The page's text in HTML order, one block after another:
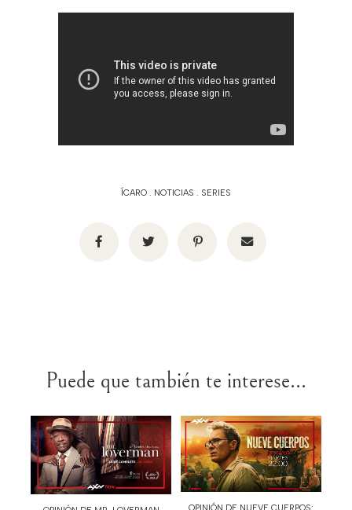
ÍCARO. NOTICIAS . SERIES
Puede que también te interese...
OPINIÓN DE NUEVE CUERPOS: